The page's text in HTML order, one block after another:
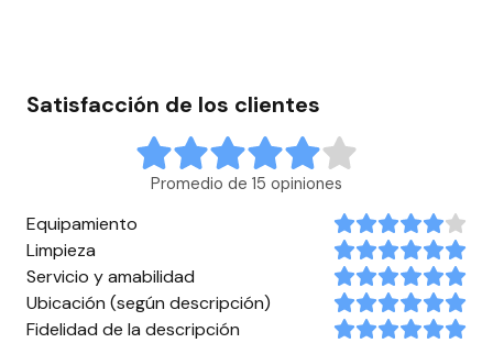
Satisfacción de los clientes
Promedio de 15 opiniones
Equipamiento
Limpieza
Servicio y amabilidad
Ubicación (según descripción)
Fidelidad de la descripción